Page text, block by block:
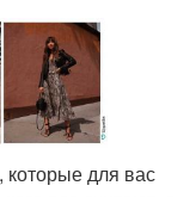
для вас